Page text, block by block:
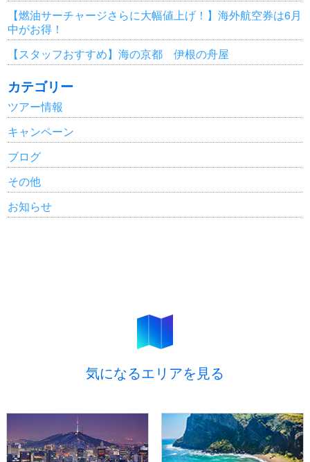
【燃油サーチャージさらに大幅値上げ！】海外航空券は6月
中がお得！
【スタッフおすすめ】海の京都 伊根の舟屋
カテゴリー
ツアー情報
キャンペーン
ブログ
その他
お知らせ
気になるエリアを見る